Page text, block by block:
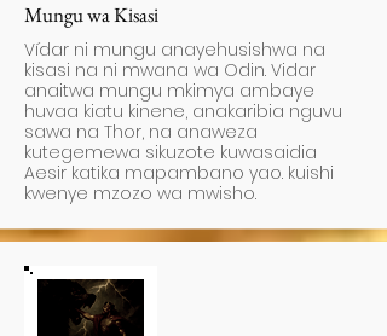
Mungu wa Kisasi
Vídar ni mungu anayehusishwa na
kisasi na ni mwana wa Odin. Vidar
anaitwa mungu mkimya ambaye
huvaa kiatu kinene, anakaribia nguvu
sawa na Thor, na anaweza
kutegemewa sikuzote kuwasaidia
Aesir katika mapambano yao. kuishi
kwenye mzozo wa mwisho.